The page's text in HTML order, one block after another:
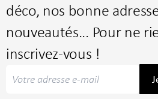
déco, nos bonne
nouveautés... Pour ne
inscrivez-vous !